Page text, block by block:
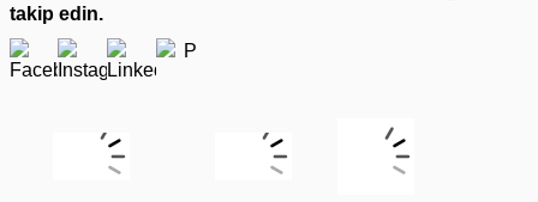
takip edin.